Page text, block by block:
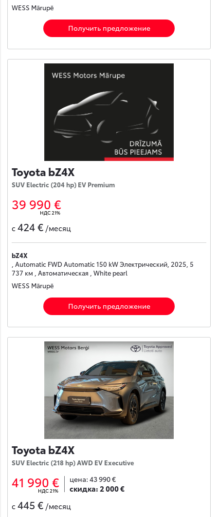
WESS Mārupē
Получить предложение
Toyota bZ4X
SUV Electric (204 hp) EV Premium
39 990 €
НДС 21%
с 424 € /месяц
bZ4X
, Automatic FWD Automatic 150 kW Электрический, 2025, 5
737 км , Автоматическая , White pearl
WESS Mārupē
Получить предложение
Toyota bZ4X
SUV Electric (218 hp) AWD EV Executive
41 990 €
НДС 21%
цена: 43 990 €
скидка:2 000 €
с 445 € /месяц